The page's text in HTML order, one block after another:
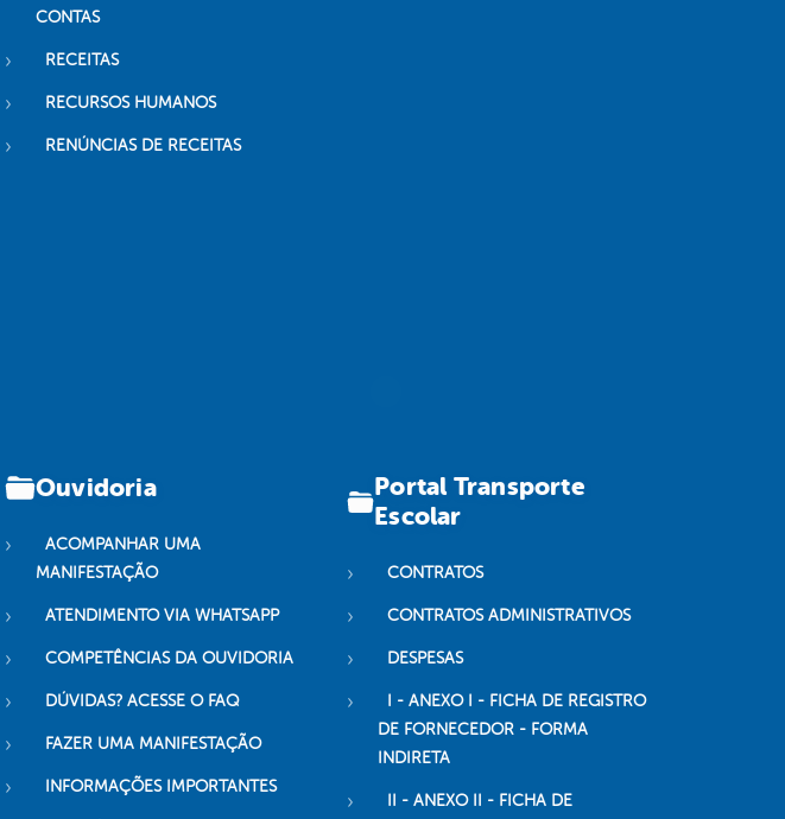
CONTAS
RECEITAS
RECURSOS HUMANOS
RENÚNCIAS DE RECEITAS
Ouvidoria
ACOMPANHAR UMA
MANIFESTAÇÃO
ATENDIMENTO VIA WHATSAPP
COMPETÊNCIAS DA OUVIDORIA
DÚVIDAS? ACESSE O FAQ
FAZER UMA MANIFESTAÇÃO
INFORMAÇÕES IMPORTANTES
Portal Transporte
Escolar
CONTRATOS
CONTRATOS ADMINISTRATIVOS
DESPESAS
I - ANEXO I - FICHA DE REGISTRO
DE FORNECEDOR - FORMA
INDIRETA
II - ANEXO II - FICHA DE